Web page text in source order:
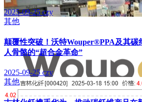
2025-09-25czy
其他
颠覆性突破！沃特Wouper®PPA及其碳
人骨骼的“超合金革命”
2025-09-25 czy
其他